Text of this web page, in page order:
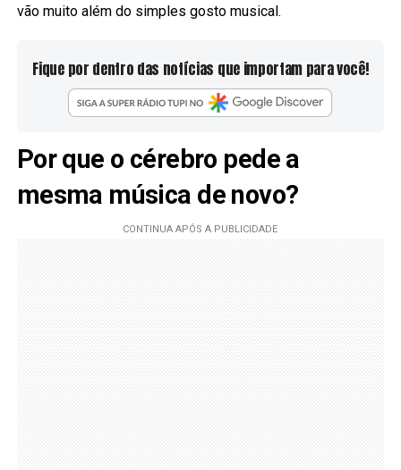
vão muito além do simples gosto musical.
Fique por dentro das notícias que importam para você!
Por que o cérebro pede a
mesma música de novo?